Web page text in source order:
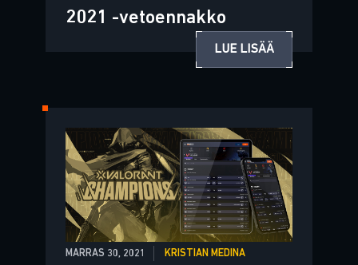
2021 -vetoennakko
LUE LISÄÄ
MARRAS 30, 2021 KRISTIAN MEDINA